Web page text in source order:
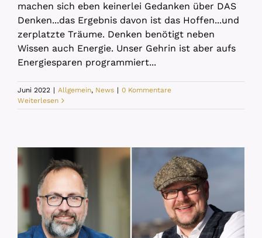
machen sich eben keinerlei Gedanken über DAS
Denken...das Ergebnis davon ist das Hoffen...und
zerplatzte Träume. Denken benötigt neben
Wissen auch Energie. Unser Gehrin ist aber aufs
Energiesparen programmiert...
Juni 2022 | Allgemein, News | 0 Kommentare
Weiterlesen